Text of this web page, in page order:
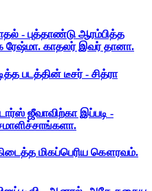
- புத்தாண்டு ஆரம்பித்த
ரேஷ்மா. காதலர் இவர் தானா.
படத்தின் டீசர் - சித்ரா
ஜீவாவிற்கா இப்படி -
மிகப்பெரிய கௌரவம்.